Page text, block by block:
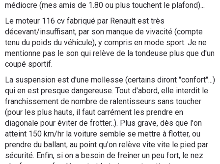
médiocre (mes amis de 1.80 ou plus touchent le plafond)...
Le moteur 116 cv fabriqué par Renault est très
décevant/insuffisant, par son manque de vivacité (compte
tenu du poids du véhicule), y compris en mode sport. Je ne
mentionne pas le son qui relève de la tondeuse plus que d'un
coupé sportif.
La suspension est d'une mollesse (certains diront "confort"...)
qui en est presque dangereuse. Tout d'abord, elle interdit le
franchissement de nombre de ralentisseurs sans toucher
(pour les plus hauts, il faut carrément les prendre en
diagonale pour éviter de frotter..). Plus grave, dès que l'on
atteint 150 km/hr la voiture semble se mettre à flotter, ou
prendre du ballant, au point qu'on relève vite vite le pied par
sécurité. Enfin, si on a besoin de freiner un peu fort, le nez